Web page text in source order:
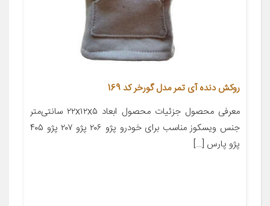
روکش دنده آی تمر مدل گورخر کد 169
معرفی محصول جزئیات محصول ابعاد ۲۲x۱۲x۵ سانتی‌متر
جنس ویسکوز مناسب برای خودرو پژو ۲۰۶ پژو ۲۰۷ پژو ۴۰۵
پژو پارس […]